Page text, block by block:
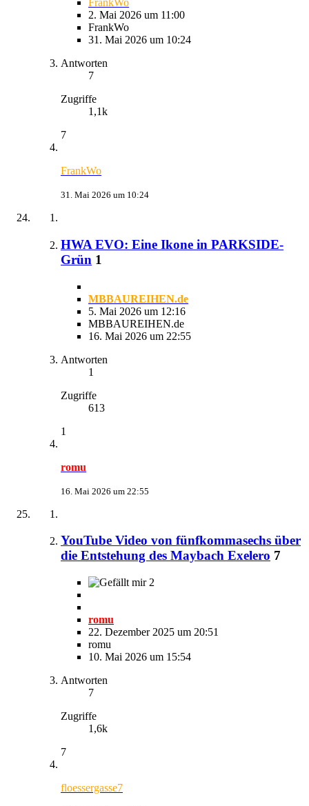
FrankWo
2. Mai 2026 um 11:00
FrankWo
31. Mai 2026 um 10:24
Antworten
7
Zugriffe
1,1k
7
FrankWo
31. Mai 2026 um 10:24
HWA EVO: Eine Ikone in PARKSIDE-
Grün 1
MBBAUREIHEN.de
5. Mai 2026 um 12:16
MBBAUREIHEN.de
16. Mai 2026 um 22:55
Antworten
1
Zugriffe
613
1
romu
16. Mai 2026 um 22:55
YouTube Video von fünfkommasechs über
die Entstehung des Maybach Exelero 7
2
romu
22. Dezember 2025 um 20:51
romu
10. Mai 2026 um 15:54
Antworten
7
Zugriffe
1,6k
7
floessergasse7